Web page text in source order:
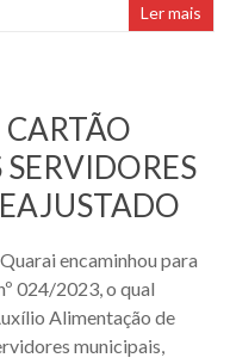
Ler mais
encaminhou para
024/2023, o qual
Alimentação de
municipais,